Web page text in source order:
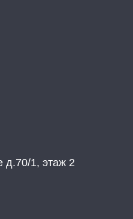
д.70/1, этаж 2